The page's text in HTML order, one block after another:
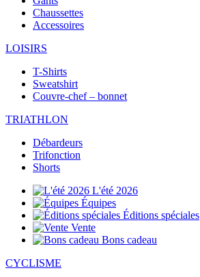
Chaussettes
Accessoires
LOISIRS
T-Shirts
Sweatshirt
Couvre-chef – bonnet
TRIATHLON
Débardeurs
Trifonction
Shorts
L'été 2026
Équipes
Éditions spéciales
Vente
Bons cadeau
CYCLISME